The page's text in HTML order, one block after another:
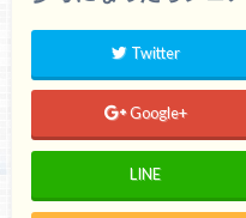
Twitter
Google+
LINE